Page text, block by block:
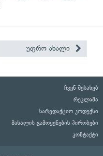
უფრო ახალი
ჩვენ შესახებ
რეკლამა
სარედაქციო კოდექსი
მასალის გამოყენების პირობები
კონტაქტი